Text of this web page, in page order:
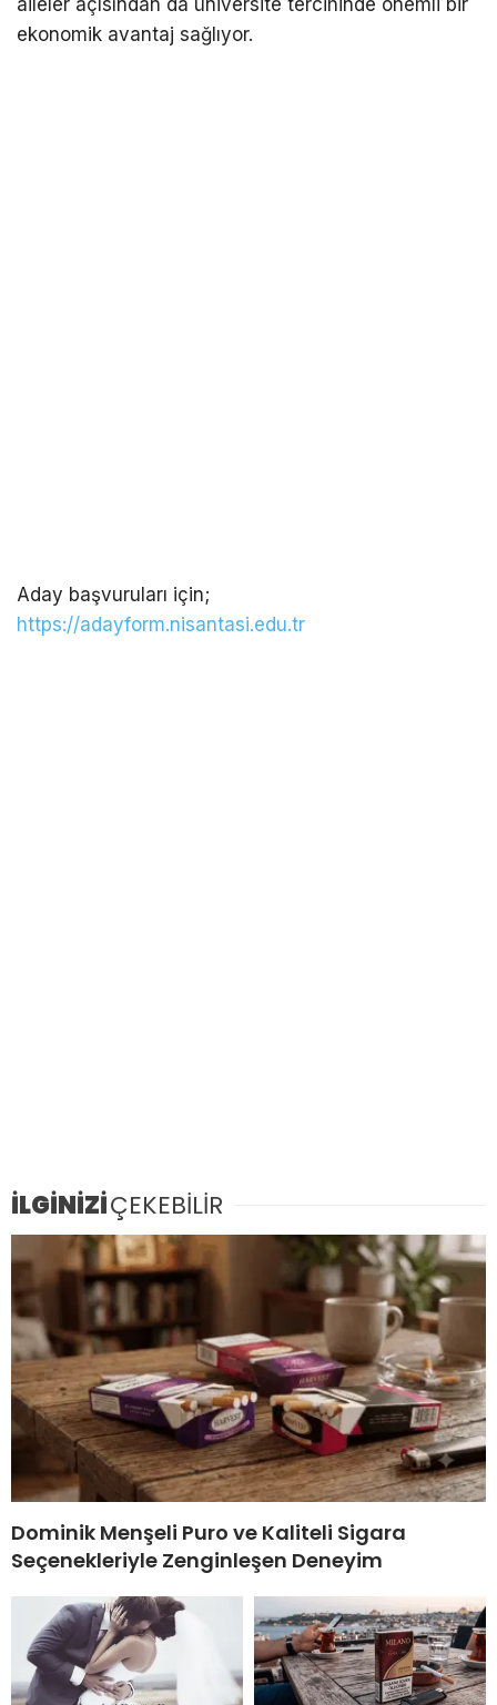
ekonomik avantaj sağlıyor.
Aday başvuruları için;
https://adayform.nisantasi.edu.tr
İLGİNİZİÇEKEBİLİR
Dominik Menşeli Puro ve Kaliteli Sigara
Seçenekleriyle Zenginleşen Deneyim